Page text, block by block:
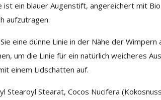
ist ein blauer Augenstift, angereichert mit
aufzutragen.
eine dünne Linie in der Nähe der Wimpern
um die Linie für ein natürlich weicheres
einem Lidschatten auf.
Stearoyl Stearat, Cocos Nucifera